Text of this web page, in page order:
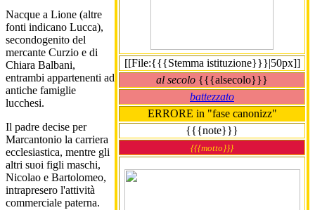
[[File:{{{Stemma istituzione}}}|50px]]
al secolo {{{alsecolo}}}
battezzato
ERRORE in "fase canonizz"
{{{note}}}
{{{motto}}}
Nacque a Lione (altre
fonti indicano Lucca),
secondogenito del
mercante Curzio e di
Chiara Balbani,
entrambi appartenenti ad
antiche famiglie
lucchesi.
Il padre decise per
Marcantonio la carriera
ecclesiastica, mentre gli
altri suoi figli maschi,
Nicolao e Bartolomeo,
intrapresero l'attività
commerciale paterna.